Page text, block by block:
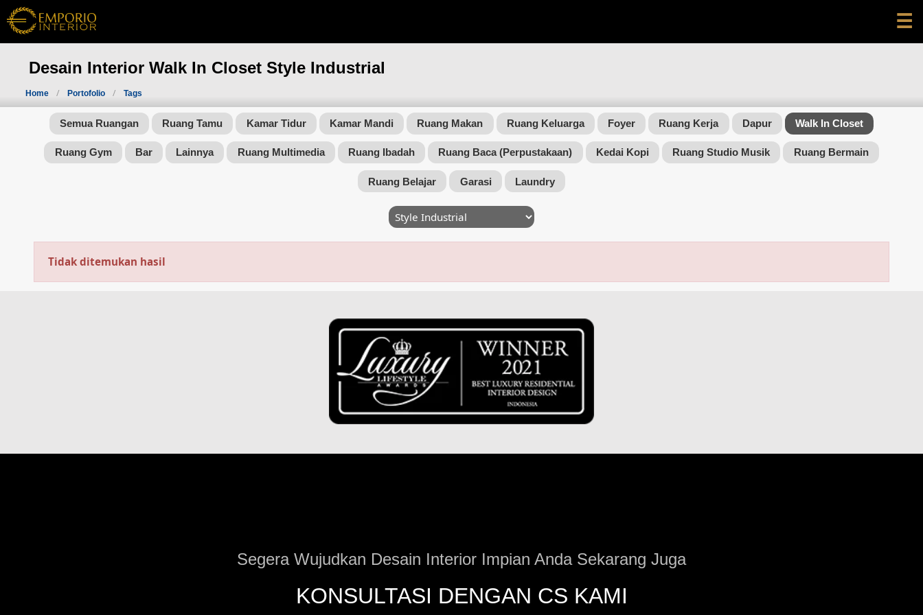
☰
Desain Interior Walk In Closet Style Industrial
Home Portofolio Tags
Semua Ruangan Ruang Tamu Kamar Tidur Kamar Mandi Ruang Makan Ruang Keluarga Foyer Ruang Kerja Dapur Walk In Closet
Ruang Gym Bar Lainnya Ruang Multimedia Ruang Ibadah Ruang Baca (Perpustakaan) Kedai Kopi Ruang Studio Musik Ruang Bermain
Ruang Belajar Garasi Laundry
Tidak ditemukan hasil
Segera Wujudkan Desain Interior Impian Anda Sekarang Juga
KONSULTASI DENGAN CS KAMI